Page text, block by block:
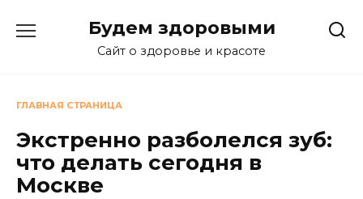
Будем здоровыми
Сайт о здоровье и красоте
ГЛАВНАЯ СТРАНИЦА
Экстренно разболелся зуб:
что делать сегодня в
Москве